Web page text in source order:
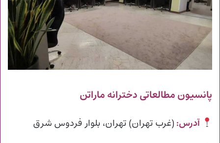
پانسیون مطالعاتی دخترانه ماراتن
آدرس: (غرب تهران) تهران، بلوار فردوس شرق